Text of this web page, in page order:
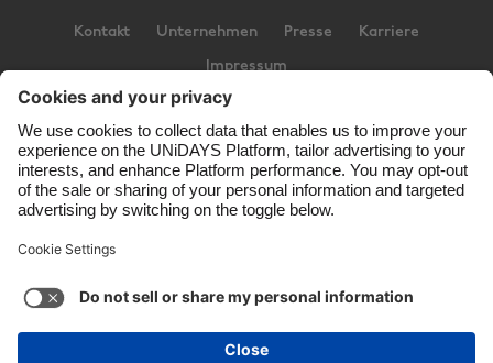
Kontakt Unternehmen Presse Karriere
Impressum
Cookie-Einstellungen Datenschutzrichtlinien
Zugänglichkeit Werbeauskunft Deutschland